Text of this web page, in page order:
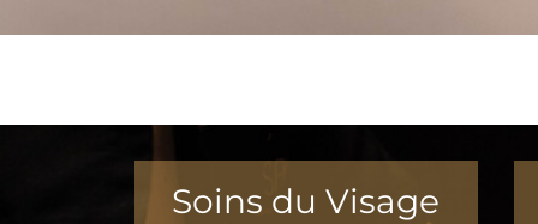
Soins du Visage